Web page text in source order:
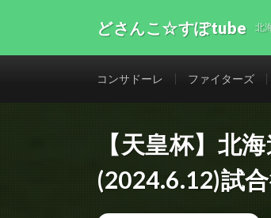
どさんこ☆すぽtube 北
コンサドーレ ファイターズ
【天皇杯】北
(2024.6.12)試